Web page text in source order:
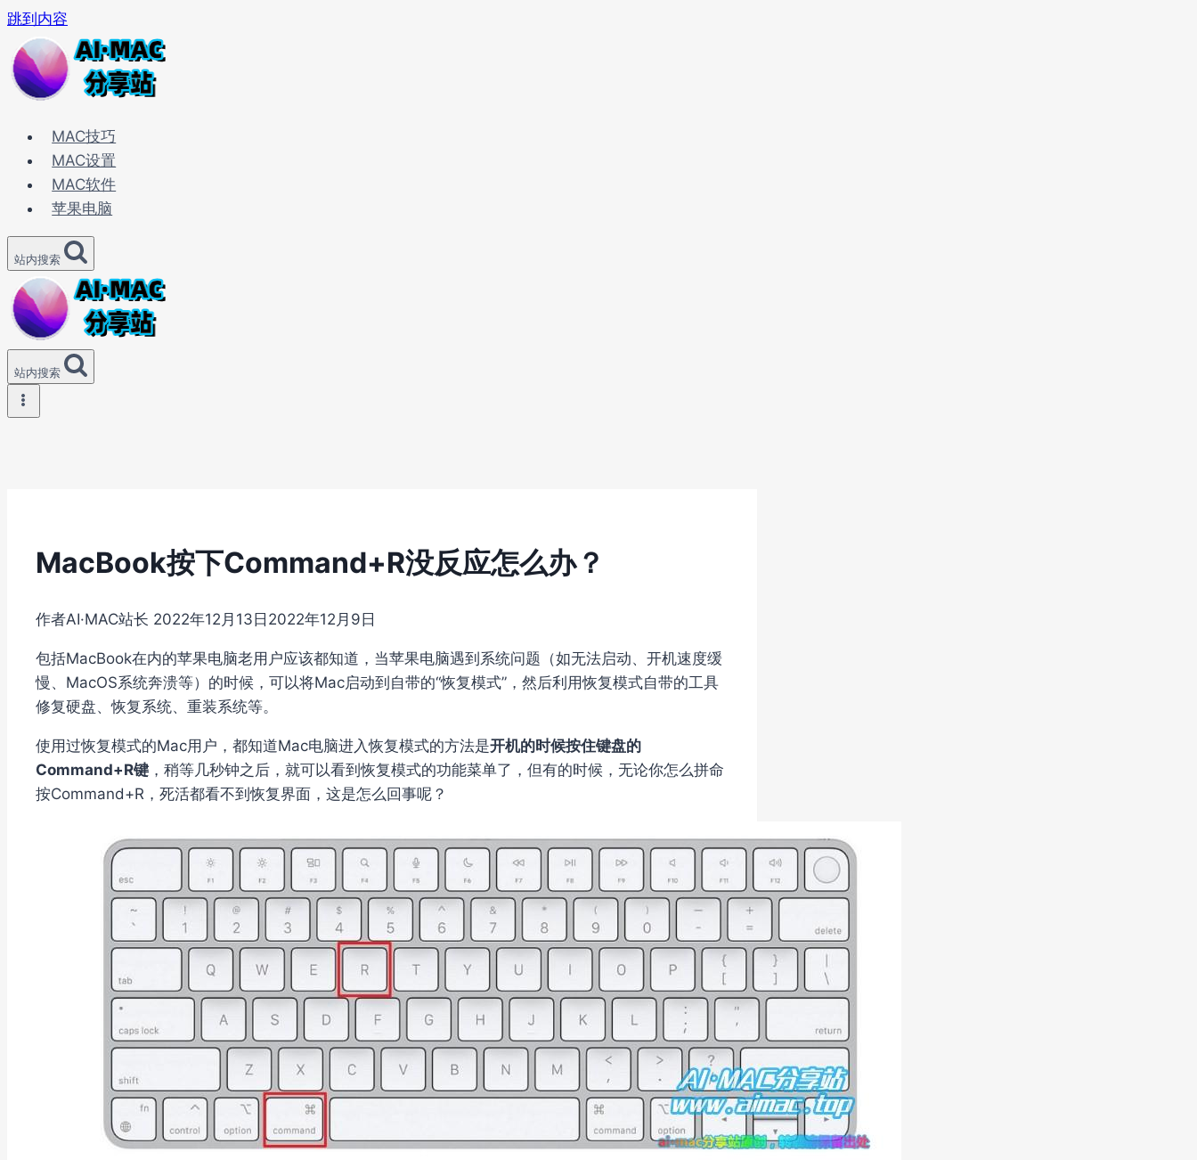
跳到内容
MAC技巧
MAC设置
MAC软件
苹果电脑
站内搜索
站内搜索
MacBook按下Command+R没反应怎么办？
作者AI·MAC站长 2022年12月13日 2022年12月9日
包括MacBook在内的苹果电脑老用户应该都知道，当苹果电脑遇到系统问题（如无法启动、开机速度缓
慢、MacOS系统奔溃等）的时候，可以将Mac启动到自带的“恢复模式”，然后利用恢复模式自带的工具
修复硬盘、恢复系统、重装系统等。
使用过恢复模式的Mac用户，都知道Mac电脑进入恢复模式的方法是开机的时候按住键盘的
Command+R键 ，稍等几秒钟之后，就可以看到恢复模式的功能菜单了，但有的时候，无论你怎么拼命
按Command+R，死活都看不到恢复界面，这是怎么回事呢？